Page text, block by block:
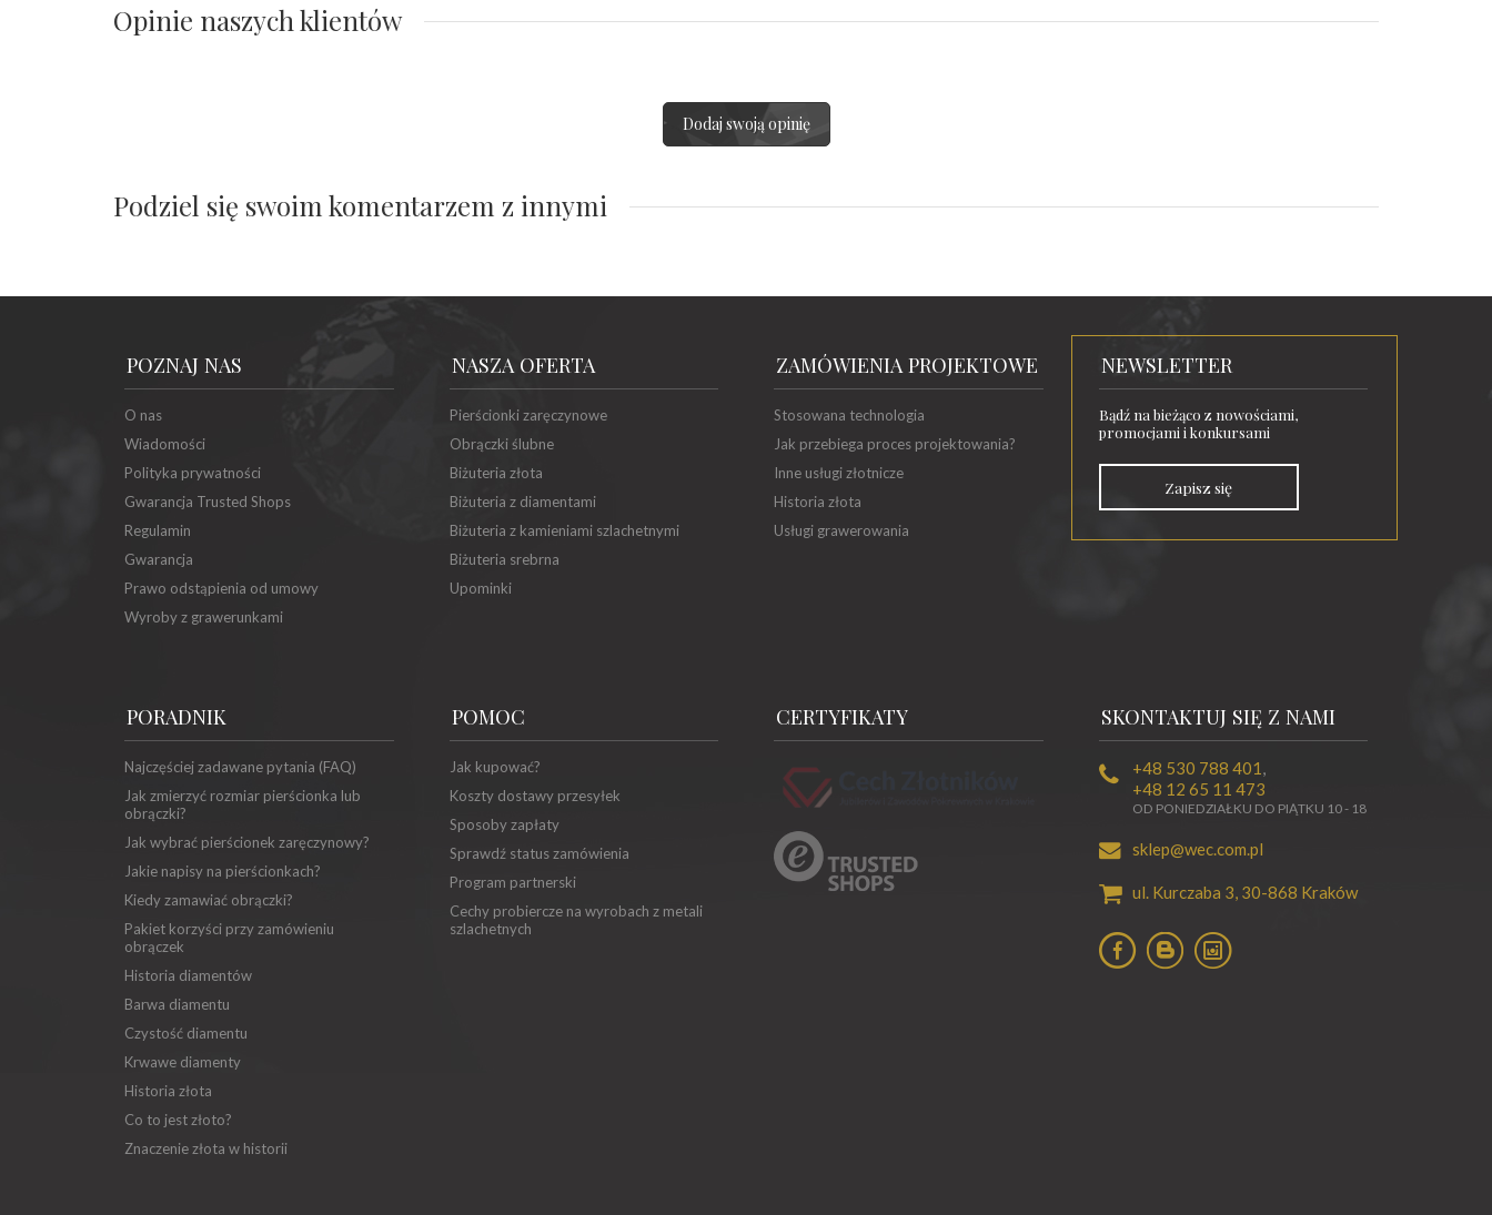
Opinie naszych klientów
Dodaj swoją opinię
Podziel się swoim komentarzem z innymi
POZNAJ NAS
O nas
Wiadomości
Polityka prywatności
Gwarancja Trusted Shops
Regulamin
Gwarancja
Prawo odstąpienia od umowy
Wyroby z grawerunkami
NASZA OFERTA
Pierścionki zaręczynowe
Obrączki ślubne
Biżuteria złota
Biżuteria z diamentami
Biżuteria z kamieniami szlachetnymi
Biżuteria srebrna
Upominki
ZAMÓWIENIA PROJEKTOWE
Stosowana technologia
Jak przebiega proces projektowania?
Inne usługi złotnicze
Historia złota
Usługi grawerowania
NEWSLETTER
Bądź na bieżąco z nowościami,
promocjami i konkursami
Zapisz się
PORADNIK
Najczęściej zadawane pytania (FAQ)
Jak zmierzyć rozmiar pierścionka lub
obrączki?
Jak wybrać pierścionek zaręczynowy?
Jakie napisy na pierścionkach?
Kiedy zamawiać obrączki?
Pakiet korzyści przy zamówieniu
obrączek
Historia diamentów
Barwa diamentu
Czystość diamentu
Krwawe diamenty
Historia złota
Co to jest złoto?
Znaczenie złota w historii
POMOC
Jak kupować?
Koszty dostawy przesyłek
Sposoby zapłaty
Sprawdź status zamówienia
Program partnerski
Cechy probiercze na wyrobach z metali
szlachetnych
CERTYFIKATY SKONTAKTUJ SIĘ Z NAMI
+48 530 788 401 ,
+48 12 65 11 473
OD PONIEDZIAŁKU DO PIĄTKU 10 - 18
sklep@wec.com.pl
ul. Kurczaba 3, 30-868 Kraków